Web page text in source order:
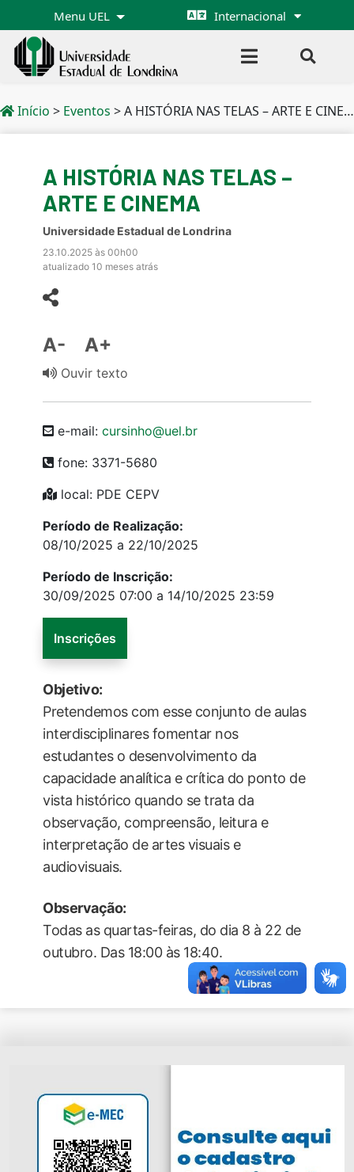
Menu UEL Internacional
Início > Eventos >A HISTÓRIA NAS TELAS – ARTE E CINEMA
A HISTÓRIA NAS TELAS –
ARTE E CINEMA
Universidade Estadual de Londrina
23.10.2025 às 00h00
atualizado 10 meses atrás
A- A+
Ouvir texto
e-mail: cursinho@uel.br
fone: 3371-5680
local: PDE CEPV
Período de Realização:
08/10/2025 a 22/10/2025
Período de Inscrição:
30/09/2025 07:00 a 14/10/2025 23:59
Inscrições
Objetivo:
Pretendemos com esse conjunto de aulas
interdisciplinares fomentar nos
estudantes o desenvolvimento da
capacidade analítica e crítica do ponto de
vista histórico quando se trata da
observação, compreensão, leitura e
interpretação de artes visuais e
audiovisuais.
Observação:
Todas as quartas-feiras, do dia 8 à 22 de
outubro. Das 18:00 às 18:40.